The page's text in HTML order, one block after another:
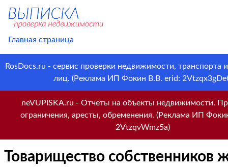
Главная страница
RosDocs.ru - сервис проверки недвижимости, транспорта
лиц. (Реклама ИП Фокин В.В. erid:
neVUPISKA.ru - Отчеты на объекты недвижимости.
ограничения, аресты, обременения. (Реклама ИП
2VtzqvWmz5a)
Товарищество собственников